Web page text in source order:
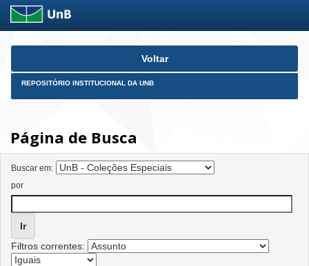
Skip
Voltar
REPOSITÓRIO INSTITUCIONAL DA UNB
Página de Busca
Buscar em:
por
Filtros correntes: